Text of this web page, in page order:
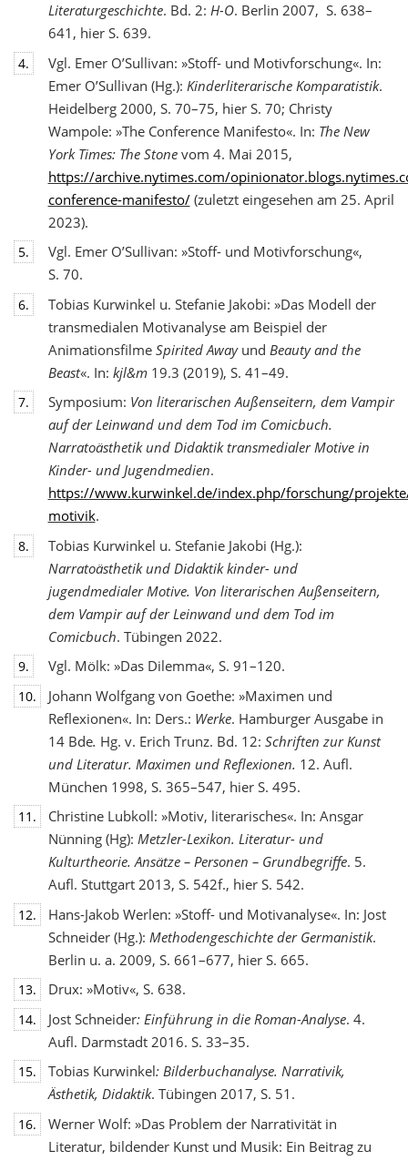
Literaturgeschichte. Bd. 2: H-O. Berlin 2007, S. 638–
641, hier S. 639.
4.
Vgl. Emer O’Sullivan: »Stoff- und Motivforschung«. In:
Emer O’Sullivan (Hg.): Kinderliterarische Komparatistik.
Heidelberg 2000, S. 70–75, hier S. 70; Christy
Wampole: »The Conference Manifesto«. In: The New
York Times: The Stonevom 4. Mai 2015,
https://archive.nytimes.com/
conference-manifesto/(zuletzt eingesehen am 25. April
2023).
5.
Vgl. Emer O’Sullivan: »Stoff- und Motivforschung«,
S. 70.
6.
Tobias Kurwinkel u. Stefanie Jakobi: »Das Modell der
transmedialen Motivanalyse am Beispiel der
Animationsfilme Spirited Awayund Beauty and the
Beast«. In: kjl&m19.3 (2019), S. 41–49.
7. Symposium: Von literarischen Außenseitern, dem Vampir
auf der Leinwand und dem Tod im Comicbuch.
Narratoästhetik und Didaktik transmedialer Motive in
Kinder- und Jugendmedien.
https://www.kurwinkel.de/index.php/forschung/
motivik.
8.
Tobias Kurwinkel u. Stefanie Jakobi (Hg.):
Narratoästhetik und Didaktik kinder- und
jugendmedialer Motive. Von literarischen Außenseitern,
dem Vampir auf der Leinwand und dem Tod im
Comicbuch. Tübingen 2022.
9. Vgl. Mölk: »Das Dilemma«, S. 91–120.
10.
Johann Wolfgang von Goethe: »Maximen und
Reflexionen«. In: Ders.: Werke. Hamburger Ausgabe in
14 Bde. Hg. v. Erich Trunz. Bd. 12: Schriften zur Kunst
und Literatur. Maximen und Reflexionen. 12. Aufl.
München 1998, S. 365–547, hier S. 495.
11.
Christine Lubkoll: »Motiv, literarisches«. In: Ansgar
Nünning (Hg): Metzler-Lexikon. Literatur- und
Kulturtheorie. Ansätze – Personen – Grundbegriffe. 5.
Aufl. Stuttgart 2013, S. 542f., hier S. 542.
12.
Hans-Jakob Werlen: »Stoff- und Motivanalyse«. In: Jost
Schneider (Hg.): Methodengeschichte der Germanistik.
Berlin u. a. 2009, S. 661–677, hier S. 665.
13. Drux: »Motiv«, S. 638.
14. Jost Schneider: Einführung in die Roman-Analyse. 4.
Aufl. Darmstadt 2016. S. 33–35.
15. Tobias Kurwinkel: Bilderbuchanalyse. Narrativik,
Ästhetik, Didaktik. Tübingen 2017, S. 51.
16.
Werner Wolf: »Das Problem der Narrativität in
Literatur, bildender Kunst und Musik: Ein Beitrag zu